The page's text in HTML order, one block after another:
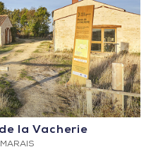
la Vacherie